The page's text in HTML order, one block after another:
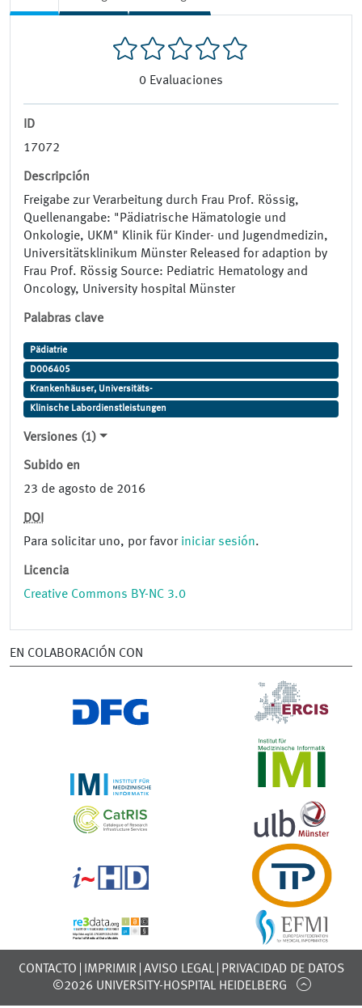
0 Evaluaciones
ID
17072
Descripción
Freigabe zur Verarbeitung durch Frau Prof. Rössig,
Quellenangabe: "Pädiatrische Hämatologie und
Onkologie, UKM" Klinik für Kinder- und Jugendmedizin,
Universitätsklinikum Münster Released for adaption by
Frau Prof. Rössig Source: Pediatric Hematology and
Oncology, University hospital Münster
Palabras clave
Pädiatrie
D006405
Krankenhäuser, Universitäts-
Klinische Labordienstleistungen
Versiones (1)
Subido en
23 de agosto de 2016
DOI
Para solicitar uno, por favor iniciar sesión.
Licencia
Creative Commons BY-NC 3.0
EN COLABORACIÓN CON
CONTACTO IMPRIMIR AVISO LEGAL
PRIVACIDAD DE DATOS
©2026 UNIVERSITY-HOSPITAL HEIDELBERG